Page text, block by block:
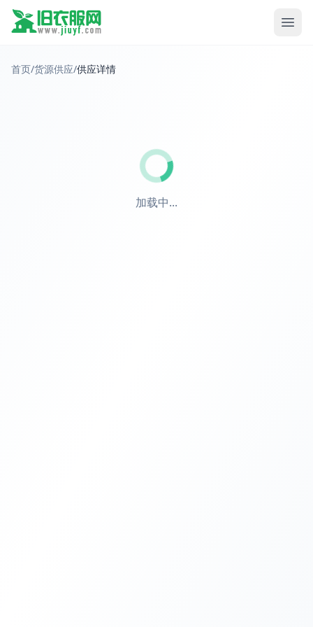
首页/货源供应/供应详情
加载中...